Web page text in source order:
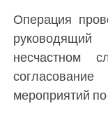
Операция
несчастном
мероприятий